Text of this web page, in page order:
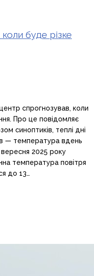
буде різке
спрогнозував, коли
Про це повідомляє
синоптиків, теплі дні
— температура вдень
2025 року
температура повітря
до 13…